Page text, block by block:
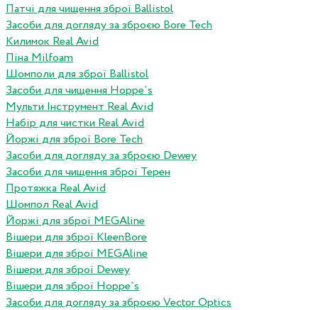
Патчі для чищення зброї Ballistol
Засоби для догляду за зброєю Bore Tech
Килимок Real Avid
Піна Milfoam
Шомполи для зброї Ballistol
Засоби для чищення Hoppe`s
Мульти Інструмент Real Avid
Набір для чистки Real Avid
Йоржі для зброї Bore Tech
Засоби для догляду за зброєю Dewey
Засоби для чищення зброї Терен
Протяжка Real Avid
Шомпол Real Avid
Йоржі для зброї MEGAline
Вішери для зброї KleenBore
Вішери для зброї MEGAline
Вішери для зброї Dewey
Вішери для зброї Hoppe`s
Засоби для догляду за зброєю Vector Optics